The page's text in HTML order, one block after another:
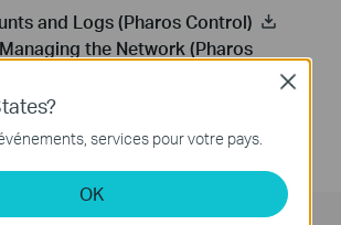
and Logs (Pharos Control)
the Network (Pharos
(Pharos Control)
services pour votre pays.
OK
Close